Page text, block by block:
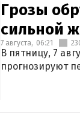
Грозы
сильной
7 августа, 06:21
В пятницу, 7
прогнозируют